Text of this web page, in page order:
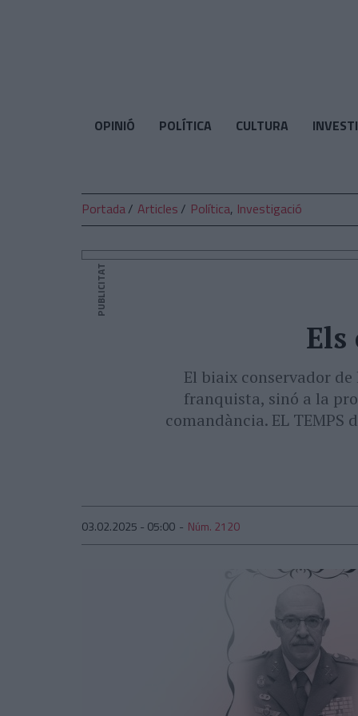
OPINIÓ POLÍTICA CULTURA
Portada Articles Política, Investigació
PUBLICITAT
Els
El biaix conservador
franquista, sinó a la
comandància. EL
03.02.2025 - 05:00 Núm. 2120